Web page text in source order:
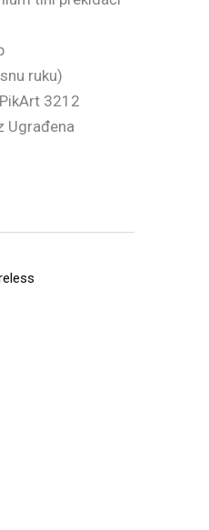
ruku)
3212
Ugrađena